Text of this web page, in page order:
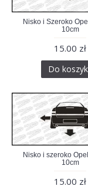
Nisko i Szeroko
10cm
15.00 zł
Do
Nisko i szeroko
10cm
15.00 zł